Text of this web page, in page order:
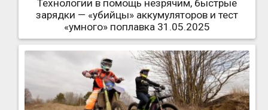
Технологии в помощь незрячим, быстрые
зарядки — «убийцы» аккумуляторов и тест
«умного» поплавка 31.05.2025